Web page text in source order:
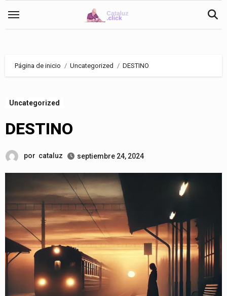
Página de inicio Uncategorized DESTINO
Uncategorized
DESTINO
por cataluz septiembre 24, 2024